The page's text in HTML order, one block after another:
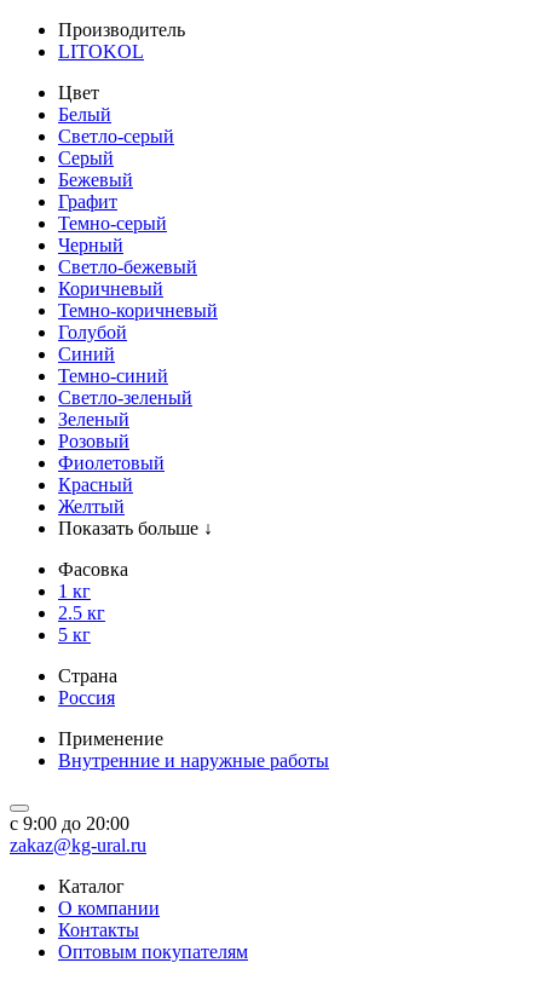
Производитель
LITOKOL
Цвет
Белый
Светло-серый
Серый
Бежевый
Графит
Темно-серый
Черный
Светло-бежевый
Коричневый
Темно-коричневый
Голубой
Синий
Темно-синий
Светло-зеленый
Зеленый
Розовый
Фиолетовый
Красный
Желтый
Показать больше ↓
Фасовка
1 кг
2.5 кг
5 кг
Страна
Россия
Применение
Внутренние и наружные работы
c 9:00 до 20:00
zakaz@kg-ural.ru
Каталог
О компании
Контакты
Оптовым покупателям